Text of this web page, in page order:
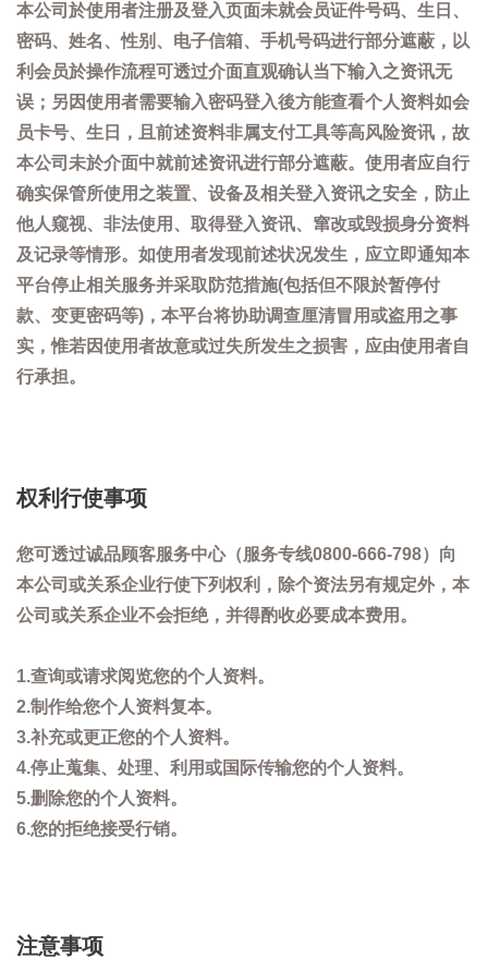
本公司於使用者注册及登入页面未就会员证件号码、生日、
密码、姓名、性别、电子信箱、手机号码进行部分遮蔽，以
利会员於操作流程可透过介面直观确认当下输入之资讯无
误；另因使用者需要输入密码登入後方能查看个人资料如会
员卡号、生日，且前述资料非属支付工具等高风险资讯，故
本公司未於介面中就前述资讯进行部分遮蔽。使用者应自行
确实保管所使用之装置、设备及相关登入资讯之安全，防止
他人窥视、非法使用、取得登入资讯、窜改或毁损身分资料
及记录等情形。如使用者发现前述状况发生，应立即通知本
平台停止相关服务并采取防范措施(包括但不限於暂停付
款、变更密码等)，本平台将协助调查厘清冒用或盗用之事
实，惟若因使用者故意或过失所发生之损害，应由使用者自
行承担。
权利行使事项
您可透过诚品顾客服务中心（服务专线0800-666-798）向
本公司或关系企业行使下列权利，除个资法另有规定外，本
公司或关系企业不会拒绝，并得酌收必要成本费用。
1.查询或请求阅览您的个人资料。
2.制作给您个人资料复本。
3.补充或更正您的个人资料。
4.停止蒐集、处理、利用或国际传输您的个人资料。
5.删除您的个人资料。
6.您的拒绝接受行销。
注意事项